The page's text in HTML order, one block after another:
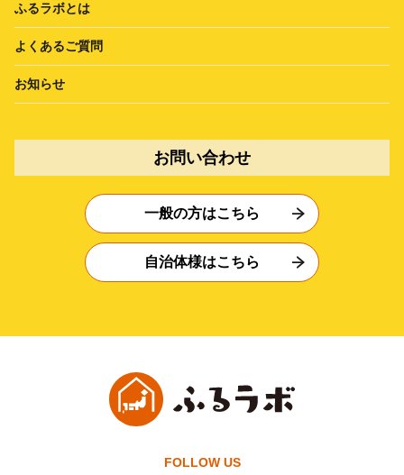
ふるラボとは
よくあるご質問
お知らせ
お問い合わせ
一般の方はこちら
自治体様はこちら
FOLLOW US